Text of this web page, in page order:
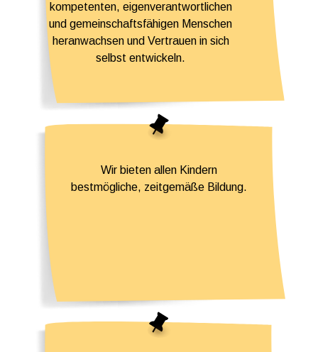
kompetenten, eigenverantwortlichen
und gemeinschaftsfähigen Menschen
heranwachsen und Vertrauen in sich
selbst entwickeln.
Wir bieten allen Kindern
bestmögliche, zeitgemäße Bildung.